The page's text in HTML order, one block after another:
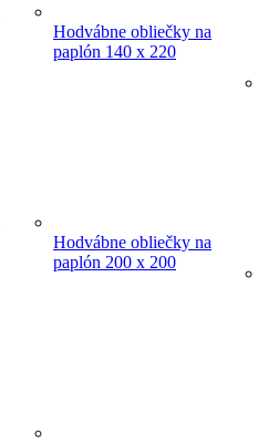
Hodvábne obliečky na
paplón 140 x 220
Hodvábne obliečky na
paplón 200 x 200